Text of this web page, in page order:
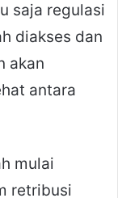
saja regulasi
diakses dan
akan
antara
mulai
retribusi